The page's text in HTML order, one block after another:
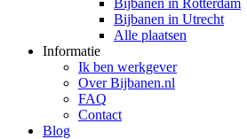
Bijbanen in Rotterdam
Bijbanen in Utrecht
Alle plaatsen
Informatie
Ik ben werkgever
Over Bijbanen.nl
FAQ
Contact
Blog